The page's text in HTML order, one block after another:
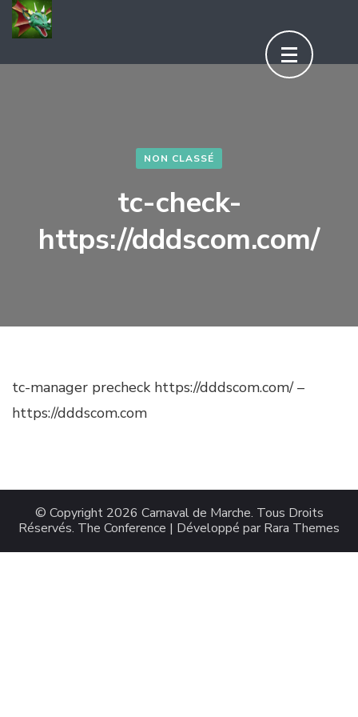
Aller
au
contenu
NON CLASSÉ
tc-check-
https://dddscom.com/
tc-manager precheck https://dddscom.com/ –
https://dddscom.com
© Copyright 2026 Carnaval de Marche. Tous Droits
Réservés. The Conference | Développé par Rara Themes